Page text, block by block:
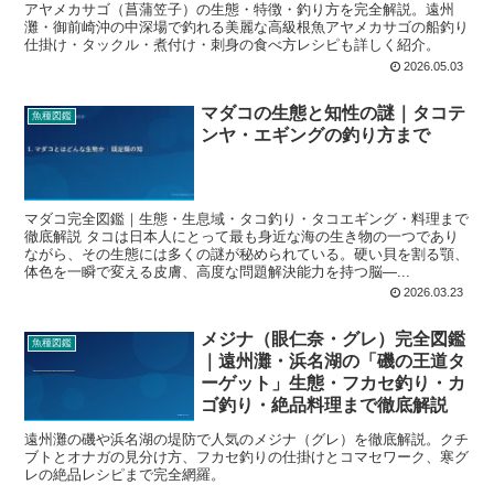
アヤメカサゴ（菖蒲笠子）の生態・特徴・釣り方を完全解説。遠州
灘・御前崎沖の中深場で釣れる美麗な高級根魚アヤメカサゴの船釣り
仕掛け・タックル・煮付け・刺身の食べ方レシピも詳しく紹介。
2026.05.03
魚種図鑑
マダコの生態と知性の謎｜タコテ
ンヤ・エギングの釣り方まで
マダコ完全図鑑｜生態・生息域・タコ釣り・タコエギング・料理まで
徹底解説 タコは日本人にとって最も身近な海の生き物の一つであり
ながら、その生態には多くの謎が秘められている。硬い貝を割る顎、
体色を一瞬で変える皮膚、高度な問題解決能力を持つ脳—...
2026.03.23
魚種図鑑
メジナ（眼仁奈・グレ）完全図鑑
｜遠州灘・浜名湖の「磯の王道タ
ーゲット」生態・フカセ釣り・カ
ゴ釣り・絶品料理まで徹底解説
遠州灘の磯や浜名湖の堤防で人気のメジナ（グレ）を徹底解説。クチ
ブトとオナガの見分け方、フカセ釣りの仕掛けとコマセワーク、寒グ
レの絶品レシピまで完全網羅。